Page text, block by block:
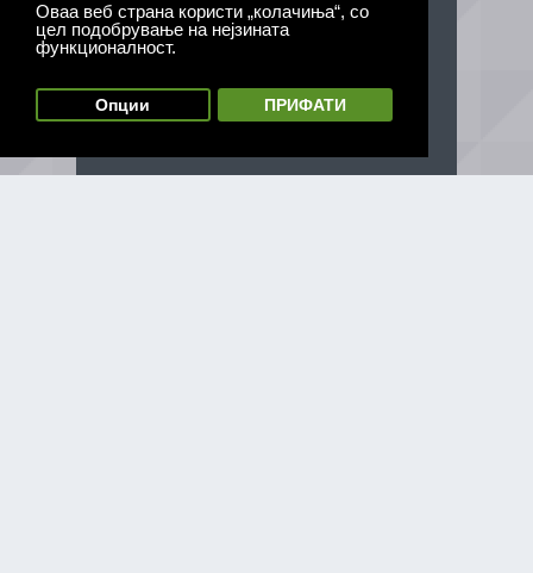
Оваа веб страна користи „колачиња“, со
цел подобрување на нејзината
функционалност.
Опции ПРИФАТИ